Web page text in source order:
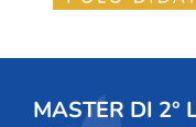
MASTER DI 2°